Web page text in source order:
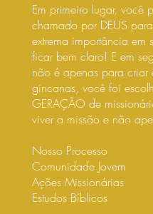
Em primeiro lugar, você
chamado por DEUS
extrema importância em
ficar bem claro! E em
não é apenas para criar
gincanas, você foi
GERAÇÃO de
viver a missão e não
Nosso Processo
Comunidade Jovem
Ações Missionárias
Estudos Bíblicos